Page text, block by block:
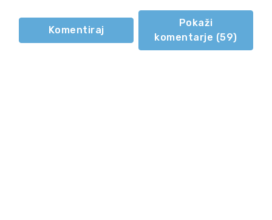
Komentiraj
Pokaži
komentarje (59)